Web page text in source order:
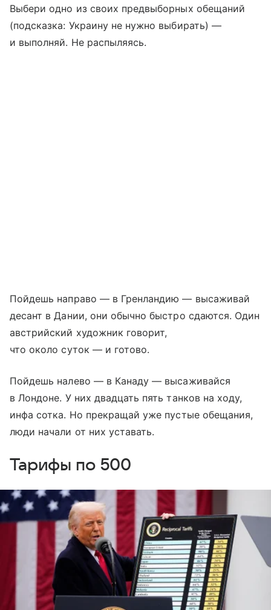
Выбери одно из своих предвыборных обещаний
(подсказка: Украину не нужно выбирать) —
и выполняй. Не распыляясь.
Пойдешь направо — в Гренландию — высаживай
десант в Дании, они обычно быстро сдаются. Один
австрийский художник говорит,
что около суток — и готово.
Пойдешь налево — в Канаду — высаживайся
в Лондоне. У них двадцать пять танков на ходу,
инфа сотка. Но прекращай уже пустые обещания,
люди начали от них уставать.
Тарифы по 500